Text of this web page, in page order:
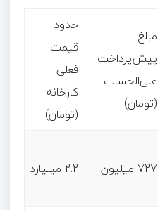
مبلغ
پیش‌پرداخت
علی‌الحساب
(تومان)
حدود
قیمت
فعلی
کارخانه
(تومان)
727 میلیون 2.2 میلیارد